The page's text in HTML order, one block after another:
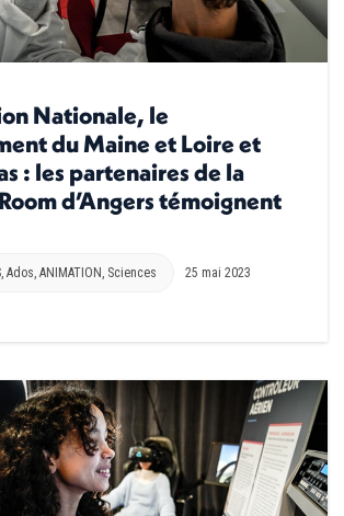
Nationale, le
du Maine et Loire et
: les partenaires de la
d’Angers témoignent
, Ados, ANIMATION , Sciences 25 mai 2023